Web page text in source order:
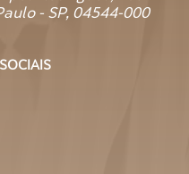
do paciente, o exame de
- SP, 04544-000